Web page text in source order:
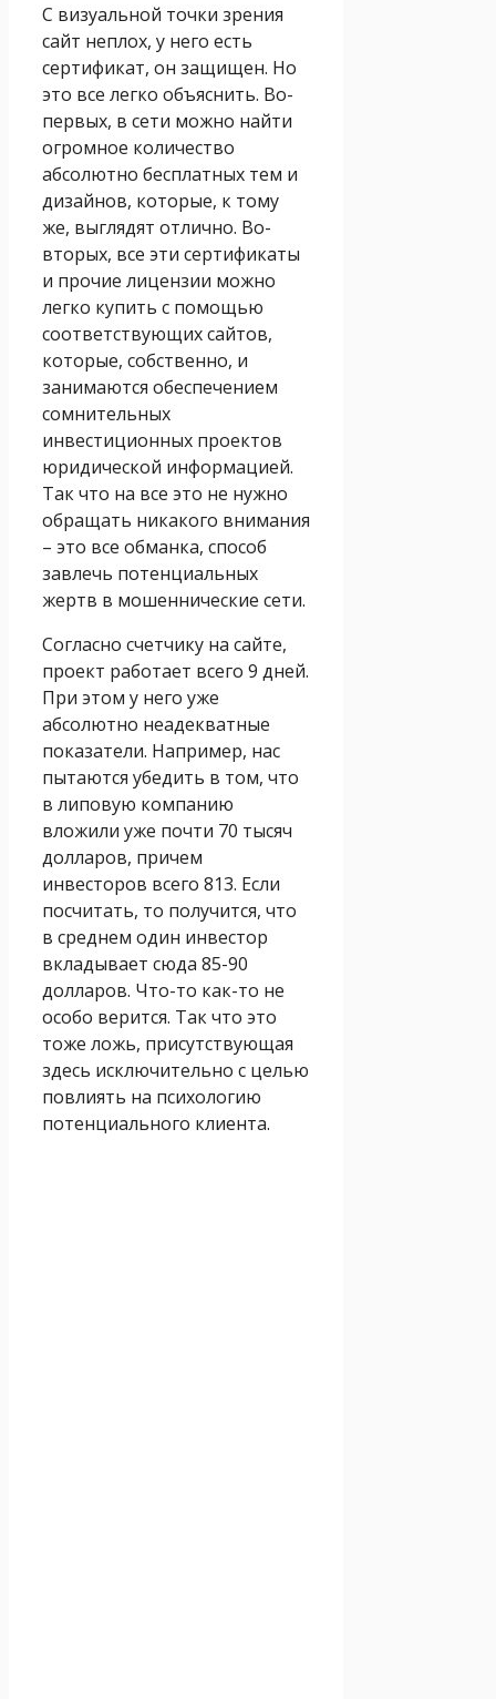
С визуальной точки зрения
сайт неплох, у него есть
сертификат, он защищен. Но
это все легко объяснить. Во-
первых, в сети можно найти
огромное количество
абсолютно бесплатных тем и
дизайнов, которые, к тому
же, выглядят отлично. Во-
вторых, все эти сертификаты
и прочие лицензии можно
легко купить с помощью
соответствующих сайтов,
которые, собственно, и
занимаются обеспечением
сомнительных
инвестиционных проектов
юридической информацией.
Так что на все это не нужно
обращать никакого внимания
– это все обманка, способ
завлечь потенциальных
жертв в мошеннические сети.
Согласно счетчику на сайте,
проект работает всего 9 дней.
При этом у него уже
абсолютно неадекватные
показатели. Например, нас
пытаются убедить в том, что
в липовую компанию
вложили уже почти 70 тысяч
долларов, причем
инвесторов всего 813. Если
посчитать, то получится, что
в среднем один инвестор
вкладывает сюда 85-90
долларов. Что-то как-то не
особо верится. Так что это
тоже ложь, присутствующая
здесь исключительно с целью
повлиять на психологию
потенциального клиента.